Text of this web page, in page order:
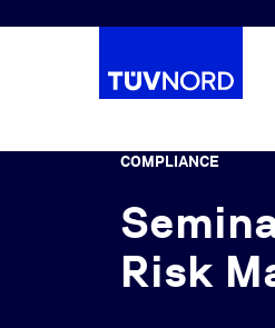
Springe zum Hauptinhalt
COMPLIANCE
Risk